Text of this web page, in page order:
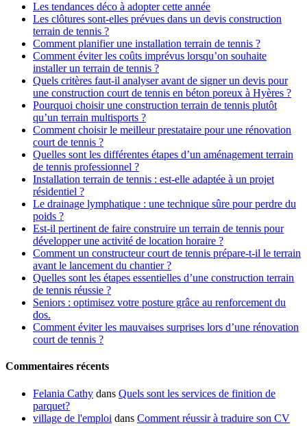
Les tendances déco à adopter cette année
Les clôtures sont-elles prévues dans un devis construction
terrain de tennis ?
Comment planifier une installation terrain de tennis ?
Comment éviter les coûts imprévus lorsqu’on souhaite
installer un terrain de tennis ?
Quels critères faut-il analyser avant de signer un devis pour
une construction court de tennis en béton poreux à Hyères ?
Pourquoi choisir une construction terrain de tennis plutôt
qu’un terrain multisports ?
Comment choisir le meilleur prestataire pour une rénovation
court de tennis ?
Quelles sont les différentes étapes d’un aménagement terrain
de tennis professionnel ?
Installation terrain de tennis : est-elle adaptée à un projet
résidentiel ?
Le drainage lymphatique : une technique sûre pour perdre du
poids ?
Est-il pertinent de faire construire un terrain de tennis pour
développer une activité de location horaire ?
Comment un constructeur court de tennis prépare-t-il le terrain
avant le lancement du chantier ?
Quelles sont les étapes essentielles d’une construction terrain
de tennis réussie ?
Seniors : optimisez votre posture grâce au renforcement du
dos.
Comment éviter les mauvaises surprises lors d’une rénovation
court de tennis ?
Commentaires récents
Felania Cathy dans Quels sont les services de finition de
parquet?
village de l'emploi dans Comment réussir à traduire son CV